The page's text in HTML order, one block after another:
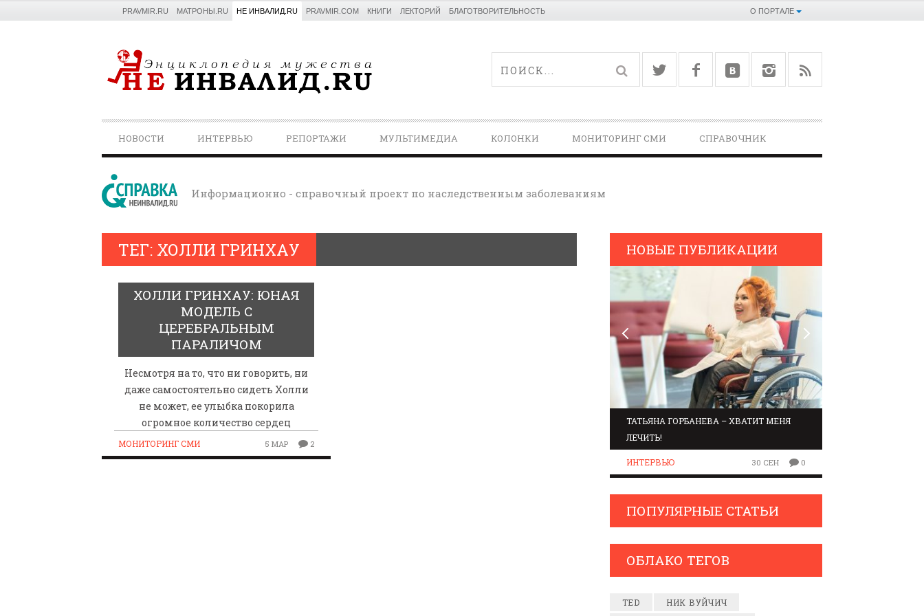
О ПОРТАЛЕ
PRAVMIR.RU МАТРОНЫ.RU НЕ ИНВАЛИД.RU PRAVMIR.COM КНИГИ ЛЕКТОРИЙ БЛАГОТВОРИТЕЛЬНОСТЬ
NAVIGATION
НОВОСТИ ИНТЕРВЬЮ РЕПОРТАЖИ МУЛЬТИМЕДИА КОЛОНКИ МОНИТОРИНГ СМИ СПРАВОЧНИК­
Информационно - справочный проект по наследственным заболеваниям
ТЕГ: ХОЛЛИ ГРИНХАУ
ХОЛЛИ ГРИНХАУ: ЮНАЯ
МОДЕЛЬ С
ЦЕРЕБРАЛЬНЫМ
ПАРАЛИЧОМ
Несмотря на то, что ни говорить, ни
даже самостоятельно сидеть Холли
не может, ее улыбка покорила
огромное количество сердец
МОНИТОРИНГ СМИ 5 МАР 2
НОВЫЕ ПУБЛИКАЦИИ
ТАТЬЯНА ГОРБАНЕВА – ХВАТИТ МЕНЯ
ЛЕЧИТЬ!
ИНТЕРВЬЮ 30 СЕН 0
ПАРАЛИМПИЙСКАЯ ЧЕМПИОНКА ПО
КАЗАНИ ИРИНА ПОЛЯКОВА
ПОПУЛЯРНЫЕ СТАТЬИ
ОБЛАКО ТЕГОВ
TED
НИК ВУЙЧИЧ